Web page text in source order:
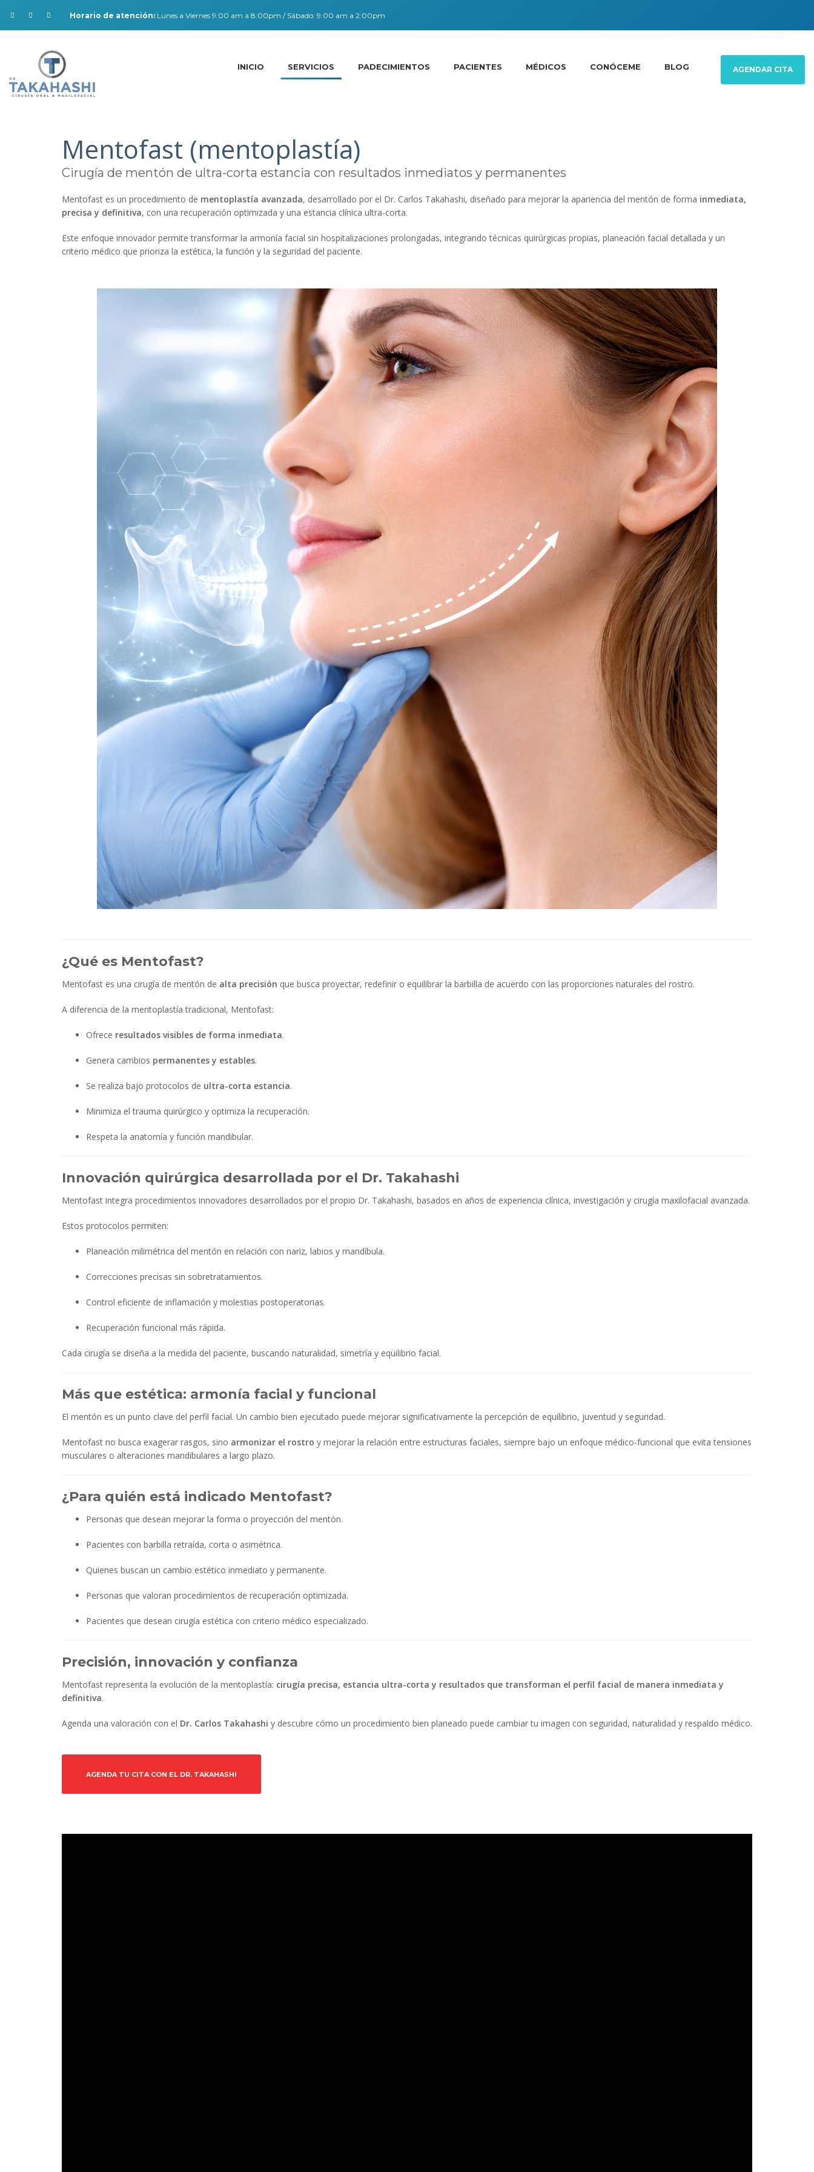
Horario de atención: Lunes a Viernes 9:00 am a 8:00pm / Sábado: 9:00 am a 2:00pm
INICIO SERVICIOS PADECIMIENTOS PACIENTES MÉDICOS CONÓCEME BLOG AGENDAR CITA
Mentofast (mentoplastía)
Cirugía de mentón de ultra-corta estancia con resultados inmediatos y permanentes
Mentofast es un procedimiento de mentoplastía avanzada, desarrollado por el Dr. Carlos Takahashi, diseñado para mejorar la apariencia del mentón de forma inmediata,
precisa y definitiva, con una recuperación optimizada y una estancia clínica ultra-corta.
Este enfoque innovador permite transformar la armonía facial sin hospitalizaciones prolongadas, integrando técnicas quirúrgicas propias, planeación facial detallada y un
criterio médico que prioriza la estética, la función y la seguridad del paciente.
¿Qué es Mentofast?
Mentofast es una cirugía de mentón de alta precisión que busca proyectar, redefinir o equilibrar la barbilla de acuerdo con las proporciones naturales del rostro.
A diferencia de la mentoplastía tradicional, Mentofast:
Ofrece resultados visibles de forma inmediata.
Genera cambios permanentes y estables.
Se realiza bajo protocolos de ultra-corta estancia.
Minimiza el trauma quirúrgico y optimiza la recuperación.
Respeta la anatomía y función mandibular.
Innovación quirúrgica desarrollada por el Dr. Takahashi
Mentofast integra procedimientos innovadores desarrollados por el propio Dr. Takahashi, basados en años de experiencia clínica, investigación y cirugía maxilofacial avanzada.
Estos protocolos permiten:
Planeación milimétrica del mentón en relación con nariz, labios y mandíbula.
Correcciones precisas sin sobretratamientos.
Control eficiente de inflamación y molestias postoperatorias.
Recuperación funcional más rápida.
Cada cirugía se diseña a la medida del paciente, buscando naturalidad, simetría y equilibrio facial.
Más que estética: armonía facial y funcional
El mentón es un punto clave del perfil facial. Un cambio bien ejecutado puede mejorar significativamente la percepción de equilibrio, juventud y seguridad.
Mentofast no busca exagerar rasgos, sino armonizar el rostro y mejorar la relación entre estructuras faciales, siempre bajo un enfoque médico-funcional que evita tensiones
musculares o alteraciones mandibulares a largo plazo.
¿Para quién está indicado Mentofast?
Personas que desean mejorar la forma o proyección del mentón.
Pacientes con barbilla retraída, corta o asimétrica.
Quienes buscan un cambio estético inmediato y permanente.
Personas que valoran procedimientos de recuperación optimizada.
Pacientes que desean cirugía estética con criterio médico especializado.
Precisión, innovación y confianza
Mentofast representa la evolución de la mentoplastía: cirugía precisa, estancia ultra-corta y resultados que transforman el perfil facial de manera inmediata y
definitiva.
Agenda una valoración con el Dr. Carlos Takahashi y descubre cómo un procedimiento bien planeado puede cambiar tu imagen con seguridad, naturalidad y respaldo médico.
AGENDA TU CITA CON EL DR. TAKAHASHI